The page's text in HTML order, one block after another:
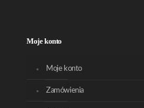
Moje konto
Moje konto
Zamówienia